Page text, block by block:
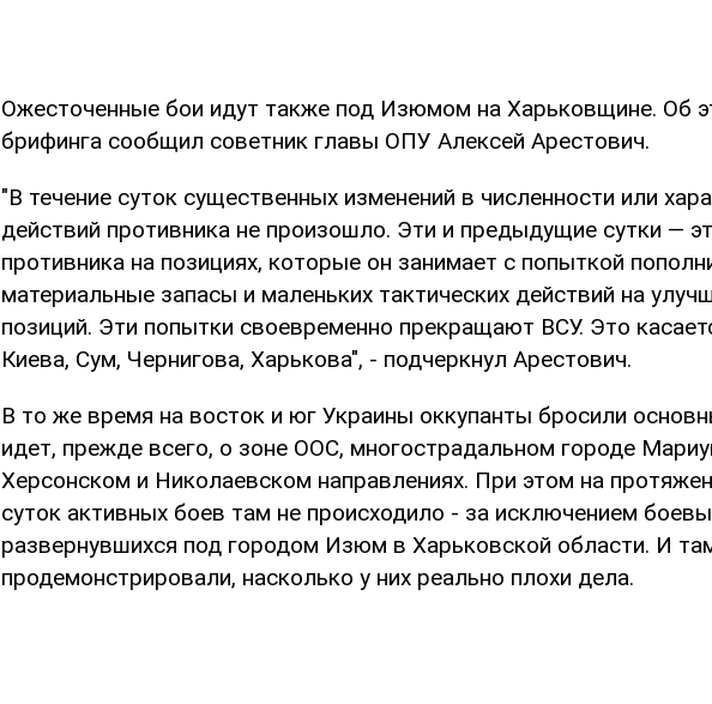
Ожесточенные бои идут также под Изюмом на Харьковщине. Об
брифинга сообщил советник главы ОПУ Алексей Арестович.
"В течение суток существенных изменений в численности или
действий противника не произошло. Эти и предыдущие сутки —
противника на позициях, которые он занимает с попыткой
материальные запасы и маленьких тактических действий на
позиций. Эти попытки своевременно прекращают ВСУ. Это
Киева, Сум, Чернигова, Харькова", - подчеркнул Арестович.
В то же время на восток и юг Украины оккупанты бросили
идет, прежде всего, о зоне ООС, многострадальном городе
Херсонском и Николаевском направлениях. При этом на
суток активных боев там не происходило - за исключением
развернувшихся под городом Изюм в Харьковской области. И
продемонстрировали, насколько у них реально плохи дела.